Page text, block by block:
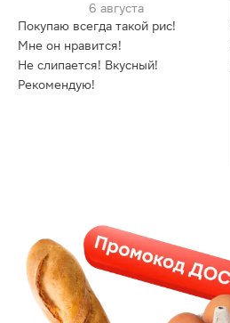
6 августа
Покупаю всегда такой рис!
Мне он нравится!
Не слипается! Вкусный!
Рекомендую!